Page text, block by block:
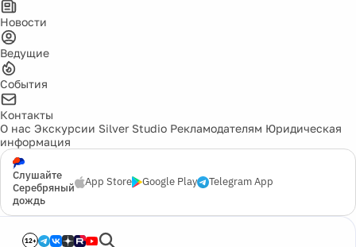
Новости
Ведущие
События
Контакты
О нас Экскурсии Silver Studio Рекламодателям Юридическая
информация
Слушайте
Серебряный
дождь
App Store Google Play Telegram App
12+